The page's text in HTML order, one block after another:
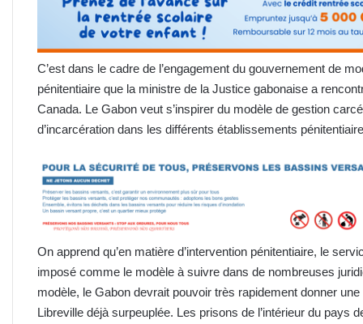
C’est dans le cadre de l’engagement du gouvernement de
pénitentiaire que la ministre de la Justice gabonaise a
Canada. Le Gabon veut s’inspirer du modèle de gestion
d’incarcération dans les différents établissements
On apprend qu’en matière d’intervention pénitentiaire, le
imposé comme le modèle à suivre dans de nombreuses
modèle, le Gabon devrait pouvoir très rapidement donner
Libreville déjà surpeuplée. Les prisons de l’intérieur du pays